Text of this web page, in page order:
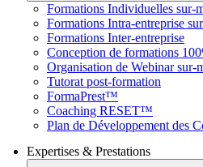
Formations Individuelles sur-
Formations Intra-entreprise
Formations Inter-entreprise
Conception de formations
Organisation de Webinar sur-
Tutorat post-formation
FormaPrest™
Coaching RESET™
Plan de Développement des
Expertises & Prestations